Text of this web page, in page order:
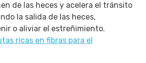
de las heces y acelera el tránsito
la salida de las heces,
o aliviar el estreñimiento.
ricas en fibras para el